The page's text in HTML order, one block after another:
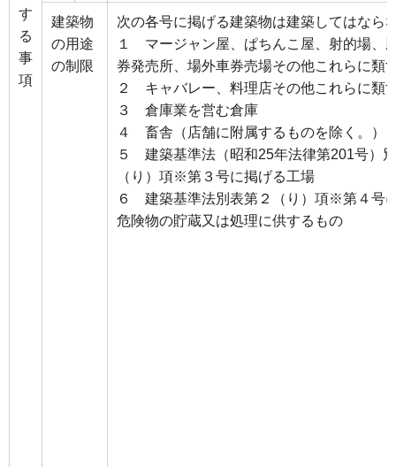
す
る
事
項
建築物
の用途
の制限
次の各号に掲げる建築物は建築してはなら
１ マージャン屋、ぱちんこ屋、射的場、
券発売所、場外車券売場その他これらに類
２ キャバレー、料理店その他これらに類
３ 倉庫業を営む倉庫
４ 畜舎（店舗に附属するものを除く。）
５ 建築基準法（昭和25年法律第201号）
（り）項※第３号に掲げる工場
６ 建築基準法別表第２（り）項※第４号
危険物の貯蔵又は処理に供するもの